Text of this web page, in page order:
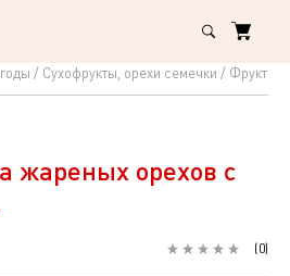
Сухофрукты, орехи семечки
жареных орехов с
(0)